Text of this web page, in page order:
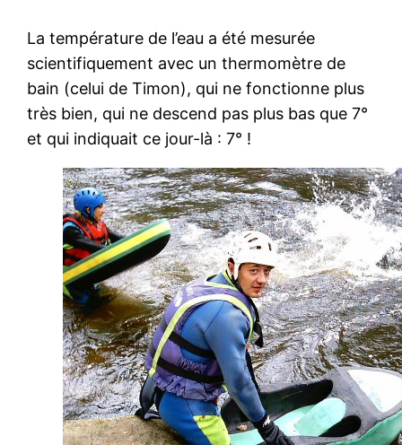
La température de l’eau a été mesurée
scientifiquement avec un thermomètre de
bain (celui de Timon), qui ne fonctionne plus
très bien, qui ne descend pas plus bas que 7°
et qui indiquait ce jour-là : 7° !